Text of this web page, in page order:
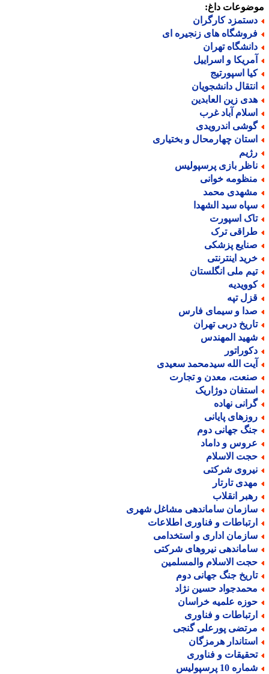
داغ:
کارگران
های زنجیره ای
تهران
و اسراییل
اسپورتیج
دانشجویان
زین العابدین
آباد غرب
اندرویدی
چهارمحال و بختیاری
بازی پرسپولیس
خوانی
محمد
سید الشهدا
اسپورت
ترک
پزشکی
اینترنتی
ملی انگلستان
تپه
و سیمای فارس
دربی تهران
المهندس
الله سیدمحمد سعیدی
معدن و تجارت
دوژاریک
نهاده
پایانی
جهانی دوم
و داماد
الاسلام
شرکتی
تارتار
انقلاب
ساماندهی مشاغل شهری
و فناوری اطلاعات
اداری و استخدامی
نیروهای شرکتی
الاسلام والمسلمین
جنگ جهانی دوم
حسین نژاد
علمیه خراسان
و فناوری
پورعلی گنجی
هرمزگان
و فناوری
10 پرسپولیس